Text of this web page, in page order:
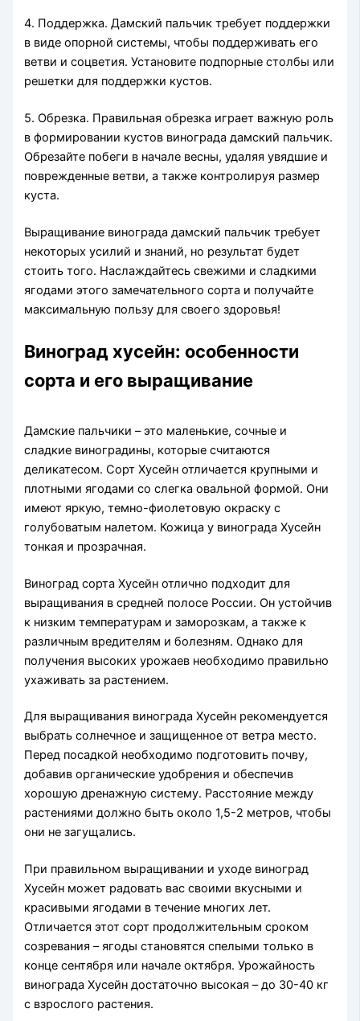
4. Поддержка. Дамский пальчик требует поддержки
в виде опорной системы, чтобы поддерживать его
ветви и соцветия. Установите подпорные столбы или
решетки для поддержки кустов.
5. Обрезка. Правильная обрезка играет важную роль
в формировании кустов винограда дамский пальчик.
Обрезайте побеги в начале весны, удаляя увядшие и
поврежденные ветви, а также контролируя размер
куста.
Выращивание винограда дамский пальчик требует
некоторых усилий и знаний, но результат будет
стоить того. Наслаждайтесь свежими и сладкими
ягодами этого замечательного сорта и получайте
максимальную пользу для своего здоровья!
Виноград хусейн: особенности
сорта и его выращивание
Дамские пальчики – это маленькие, сочные и
сладкие виноградины, которые считаются
деликатесом. Сорт Хусейн отличается крупными и
плотными ягодами со слегка овальной формой. Они
имеют яркую, темно-фиолетовую окраску с
голубоватым налетом. Кожица у винограда Хусейн
тонкая и прозрачная.
Виноград сорта Хусейн отлично подходит для
выращивания в средней полосе России. Он устойчив
к низким температурам и заморозкам, а также к
различным вредителям и болезням. Однако для
получения высоких урожаев необходимо правильно
ухаживать за растением.
Для выращивания винограда Хусейн рекомендуется
выбрать солнечное и защищенное от ветра место.
Перед посадкой необходимо подготовить почву,
добавив органические удобрения и обеспечив
хорошую дренажную систему. Расстояние между
растениями должно быть около 1,5-2 метров, чтобы
они не загущались.
При правильном выращивании и уходе виноград
Хусейн может радовать вас своими вкусными и
красивыми ягодами в течение многих лет.
Отличается этот сорт продолжительным сроком
созревания – ягоды становятся спелыми только в
конце сентября или начале октября. Урожайность
винограда Хусейн достаточно высокая – до 30-40 кг
с взрослого растения.